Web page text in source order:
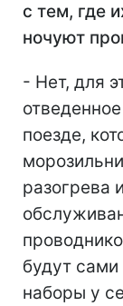
с тем, где
ночуют
- Нет, для
поезде,
разогрева
будут сами
наборы у